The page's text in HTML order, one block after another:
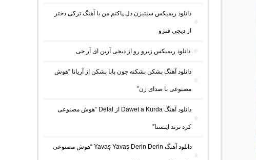
دانلود ریمیکس سیتیزن دل پاکتم من با آهنگ ترکی دختر
از دیجی فنزو
دانلود ریمیکس زیرو رو از دیجی آرین ای آر جی
دانلود آهنگ بشکن بشکنه جون بابا بشکن از آریانا “هوش
مصنوعی با صدای زن”
دانلود آهنگ Dawet a Kurda از Delal “هوش مصنوعی
کرد ترند اینستا”
دانلود آهنگ Yavaş Yavaş Derin Derin “هوش مصنوعی